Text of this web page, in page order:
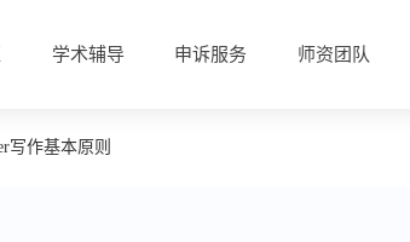
学术辅导 申诉服务 师资团队
写作基本原则